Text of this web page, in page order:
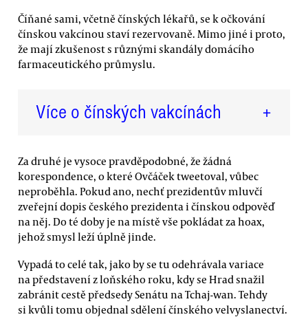
Číňané sami, včetně čínských lékařů, se k očkování
čínskou vakcínou staví rezervovaně. Mimo jiné i proto,
že mají zkušenost s různými skandály domácího
farmaceutického průmyslu.
Více o čínských vakcínách +
Za druhé je vysoce pravděpodobné, že žádná
korespondence, o které Ovčáček tweetoval, vůbec
neproběhla. Pokud ano, nechť prezidentův mluvčí
zveřejní dopis českého prezidenta i čínskou odpověď
na něj. Do té doby je na místě vše pokládat za hoax,
jehož smysl leží úplně jinde.
Vypadá to celé tak, jako by se tu odehrávala variace
na představení z loňského roku, kdy se Hrad snažil
zabránit cestě předsedy Senátu na Tchaj-wan. Tehdy
si kvůli tomu objednal sdělení čínského velvyslanectví.